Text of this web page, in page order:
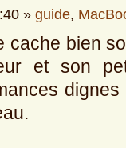
» guide,
cache bien
et son
dignes